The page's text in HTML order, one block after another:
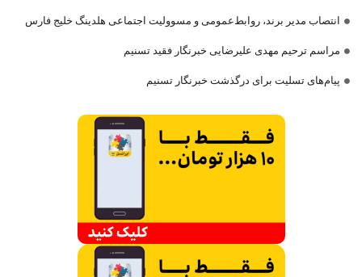
انتصاب مدیر برند، روابط‌عمومی و مسوولیت اجتماعی هلدینگ خلیج فارس
مراسم ترحیم مهدی علیرضایی خبرنگار فقید تسنیم
پیام‌های تسلیت برای درگذشت خبرنگار تسنیم